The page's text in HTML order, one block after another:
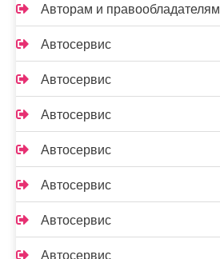
Авторам и правообладателям
Автосервис
Автосервис
Автосервис
Автосервис
Автосервис
Автосервис
Автосервис